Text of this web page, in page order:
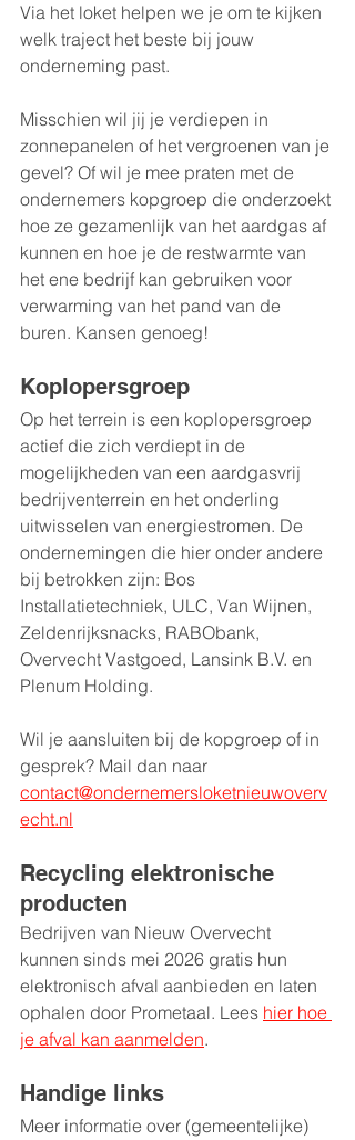
Via het loket helpen we je om te kijken
welk traject het beste bij jouw
onderneming past.
Misschien wil jij je verdiepen in
zonnepanelen of het vergroenen van je
gevel? Of wil je mee praten met de
ondernemers kopgroep die onderzoekt
hoe ze gezamenlijk van het aardgas af
kunnen en hoe je de restwarmte van
het ene bedrijf kan gebruiken voor
verwarming van het pand van de
buren. Kansen genoeg!
Koplopersgroep
Op het terrein is een koplopersgroep
actief die zich verdiept in de
mogelijkheden van een aardgasvrij
bedrijventerrein en het onderling
uitwisselen van energiestromen. De
ondernemingen die hier onder andere
bij betrokken zijn: Bos
Installatietechniek, ULC, Van Wijnen,
Zeldenrijksnacks, RABObank,
Overvecht Vastgoed, Lansink B.V. en
Plenum Holding.
Wil je aansluiten bij de kopgroep of in
gesprek? Mail dan naar
contact@ondernemersloketnieuwoverv
echt.nl
Recycling elektronische
producten
Bedrijven van Nieuw Overvecht
kunnen sinds mei 2026 gratis hun
elektronisch afval aanbieden en laten
ophalen door Prometaal. Lees hier hoe
je afval kan aanmelden.
Handige links
Meer informatie over (gemeentelijke)